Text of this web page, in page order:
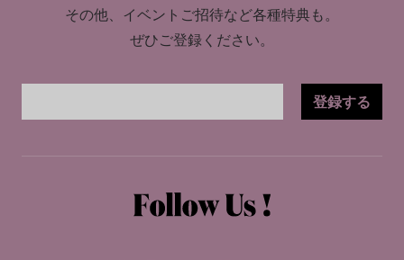
その他、イベントご招待など各種特典も。
ぜひご登録ください。
登録する